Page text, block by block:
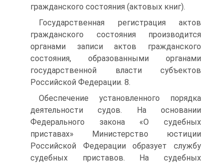
гражданского состояния (актовых книг).
Государственная регистрация актов
гражданского состояния производится
органами записи актов гражданского
состояния, образованными органами
государственной власти субъектов
Российской Федерации. 8.
Обеспечение установленного порядка
деятельности судов. На основании
Федерального закона «О судебных
приставах» Министерство юстиции
Российской Федерации образует службу
судебных приставов. На судебных